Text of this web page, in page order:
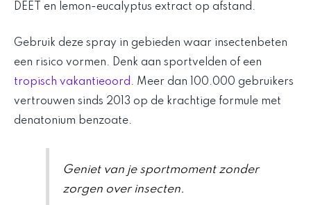
DEET en lemon-eucalyptus extract op afstand.
Gebruik deze spray in gebieden waar insectenbeten
een risico vormen. Denk aan sportvelden of een
tropisch vakantieoord . Meer dan 100.000 gebruikers
vertrouwen sinds 2013 op de krachtige formule met
denatonium benzoate.
Geniet van je sportmoment zonder
zorgen over insecten.